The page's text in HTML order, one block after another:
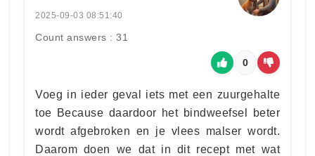
2025-09-03 08:51:40
Count answers : 31
0
Voeg in ieder geval iets met een zuurgehalte
toe Because daardoor het bindweefsel beter
wordt afgebroken en je vlees malser wordt.
Daarom doen we dat in dit recept met wat